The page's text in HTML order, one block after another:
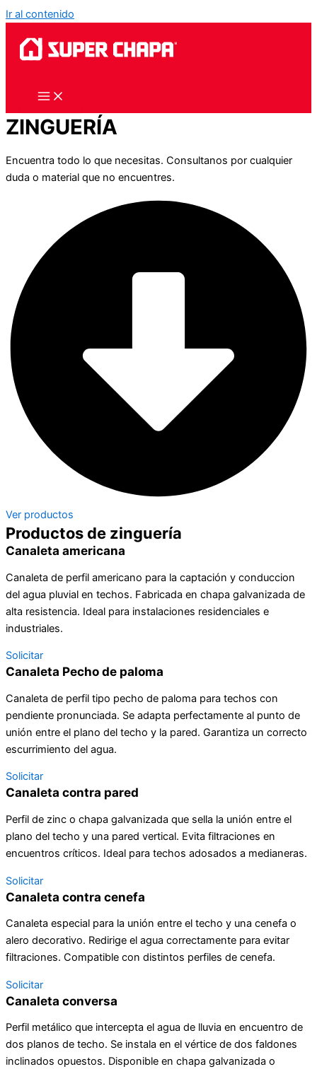
Ir al contenido
ZINGUERÍA
Encuentra todo lo que necesitas. Consultanos por cualquier
duda o material que no encuentres.
Ver productos
Productos de zinguería
Canaleta americana
Canaleta de perfil americano para la captación y conduccion
del agua pluvial en techos. Fabricada en chapa galvanizada de
alta resistencia. Ideal para instalaciones residenciales e
industriales.
Solicitar
Canaleta Pecho de paloma
Canaleta de perfil tipo pecho de paloma para techos con
pendiente pronunciada. Se adapta perfectamente al punto de
unión entre el plano del techo y la pared. Garantiza un correcto
escurrimiento del agua.
Solicitar
Canaleta contra pared
Perfil de zinc o chapa galvanizada que sella la unión entre el
plano del techo y una pared vertical. Evita filtraciones en
encuentros críticos. Ideal para techos adosados a medianeras.
Solicitar
Canaleta contra cenefa
Canaleta especial para la unión entre el techo y una cenefa o
alero decorativo. Redirige el agua correctamente para evitar
filtraciones. Compatible con distintos perfiles de cenefa.
Solicitar
Canaleta conversa
Perfil metálico que intercepta el agua de lluvia en encuentro de
dos planos de techo. Se instala en el vértice de dos faldones
inclinados opuestos. Disponible en chapa galvanizada o